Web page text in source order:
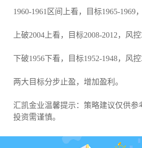
1960-1961区间上看，目标1965-1969
上破2004上看，目标2008-2012，风控
下破1956下看，目标1952-1948，风控
两大目标分步止盈，增加盈利。
汇凯金业温馨提示：策略建议仅供参
投资需谨慎。